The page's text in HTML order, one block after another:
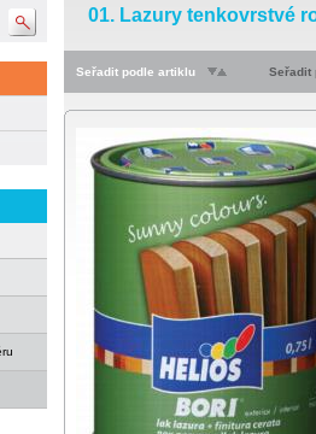
01. Lazury tenkovrstvé
Seřadit podle artiklu Seřadit